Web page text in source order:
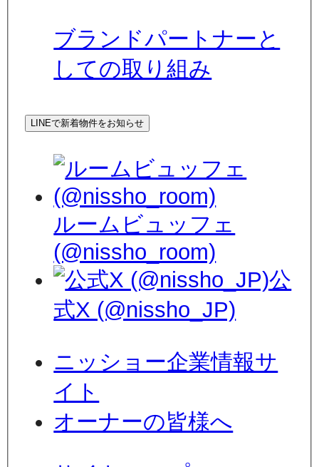
ブランドパートナーと
しての取り組み
LINEで新着物件をお知らせ
ルームビュッフェ
(@nissho_room)
公
式X (@nissho_JP)
ニッショー企業情報サ
イト
オーナーの皆様へ